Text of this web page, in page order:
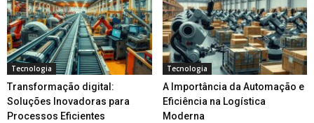
Tecnologia
Transformação digital:
Soluções Inovadoras para
Processos Eficientes
Tecnologia
A Importância da Automação e
Eficiência na Logística
Moderna